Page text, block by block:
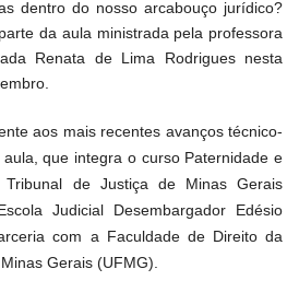
dentro do nosso arcabouço jurídico?
da aula ministrada pela professora
Renata de Lima Rodrigues nesta
aos mais recentes avanços técnico-
que integra o curso Paternidade e
Tribunal de Justiça de Minas Gerais
Judicial Desembargador Edésio
com a Faculdade de Direito da
Gerais (UFMG).